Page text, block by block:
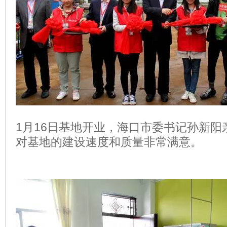
1月16日基地开业，海口市委书记孙新阳
对基地的建设速度和质量非常满意。